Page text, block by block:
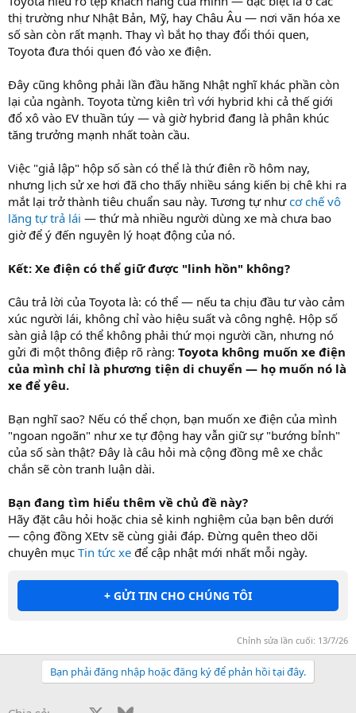
thị trường như Nhật Bản, Mỹ, hay Châu Âu — nơi văn hóa xe
số sàn còn rất mạnh. Thay vì bắt họ thay đổi thói quen,
Toyota đưa thói quen đó vào xe điện.
Đây cũng không phải lần đầu hãng Nhật nghĩ khác phần còn
lại của ngành. Toyota từng kiên trì với hybrid khi cả thế giới
đổ xô vào EV thuần túy — và giờ hybrid đang là phân khúc
tăng trưởng mạnh nhất toàn cầu.
Việc "giả lập" hộp số sàn có thể là thứ điên rồ hôm nay,
nhưng lịch sử xe hơi đã cho thấy nhiều sáng kiến bị chê khi ra
mắt lại trở thành tiêu chuẩn sau này. Tương tự nhưcơ chế vô
lăng tự trả lái — thứ mà nhiều người dùng xe mà chưa bao
giờ để ý đến nguyên lý hoạt động của nó.
Kết: Xe điện có thể giữ được "linh hồn" không?
Câu trả lời của Toyota là: có thể — nếu ta chịu đầu tư vào cảm
xúc người lái, không chỉ vào hiệu suất và công nghệ. Hộp số
sàn giả lập có thể không phải thứ mọi người cần, nhưng nó
gửi đi một thông điệp rõ ràng: Toyota không muốn xe điện
của mình chỉ là phương tiện di chuyển — họ muốn nó là
xe để yêu.
Bạn nghĩ sao? Nếu có thể chọn, bạn muốn xe điện của mình
"ngoan ngoãn" như xe tự động hay vẫn giữ sự "bướng bỉnh"
của số sàn thật? Đây là câu hỏi mà cộng đồng mê xe chắc
chắn sẽ còn tranh luận dài.
Bạn đang tìm hiểu thêm về chủ đề này?
Hãy đặt câu hỏi hoặc chia sẻ kinh nghiệm của bạn bên dưới
— cộng đồng XEtv sẽ cùng giải đáp. Đừng quên theo dõi
chuyên mục Tin tức xe để cập nhật mới nhất mỗi ngày.
+ GỬI TIN CHO CHÚNG TÔI
Chỉnh sửa lần cuối: 13/7/26
Bạn phải đăng nhập hoặc đăng ký để phản hồi tại đây.